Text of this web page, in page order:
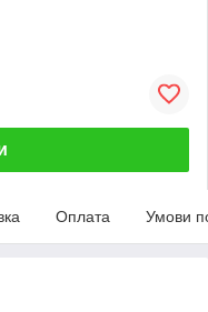
Оплата Умови